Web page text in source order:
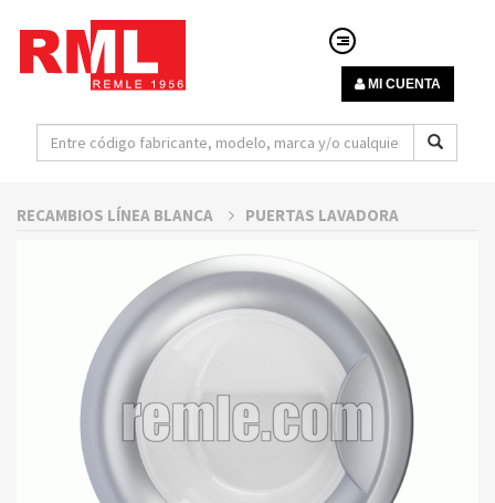
MI CUENTA
RECAMBIOS LÍNEA BLANCA PUERTAS LAVADORA